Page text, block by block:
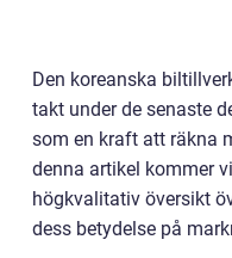
Den koreanska
takt under de senaste
som en kraft att räkna
denna artikel kommer
högkvalitativ översikt
dess betydelse på